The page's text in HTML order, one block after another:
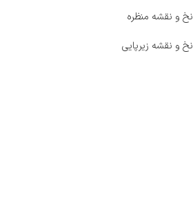
نخ و نقشه منظره
نخ و نقشه زیرپایی